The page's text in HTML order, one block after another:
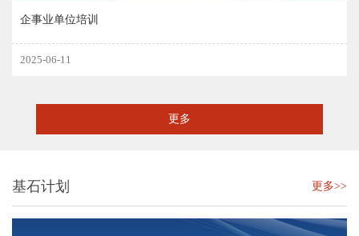
企事业单位培训
2025-06-11
更多
基石计划 更多>>